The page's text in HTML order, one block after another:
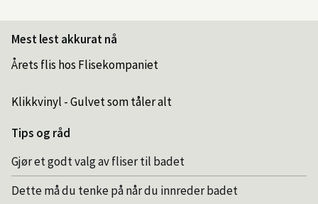
Mest lest akkurat nå
Årets flis hos Flisekompaniet
Klikkvinyl - Gulvet som tåler alt
Tips og råd
Gjør et godt valg av fliser til badet
Dette må du tenke på når du innreder badet